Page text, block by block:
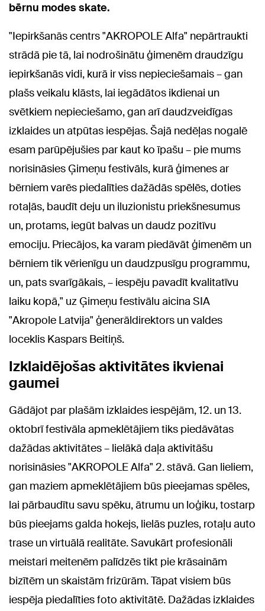
bērnu modes skate.
"Iepirkšanās centrs "AKROPOLE Alfa" nepārtraukti
strādā pie tā, lai nodrošinātu ģimenēm draudzīgu
iepirkšanās vidi, kurā ir viss nepieciešamais – gan
plašs veikalu klāsts, lai iegādātos ikdienai un
svētkiem nepieciešamo, gan arī daudzveidīgas
izklaides un atpūtas iespējas. Šajā nedēļas nogalē
esam parūpējušies par kaut ko īpašu – pie mums
norisināsies Ģimeņu festivāls, kurā ģimenes ar
bērniem varēs piedalīties dažādās spēlēs, doties
rotaļās, baudīt deju un iluzionistu priekšnesumus
un, protams, iegūt balvas un daudz pozitīvu
emociju. Priecājos, ka varam piedāvāt ģimenēm un
bērniem tik vērienīgu un daudzpusīgu programmu,
un, pats svarīgākais, – iespēju pavadīt kvalitatīvu
laiku kopā," uz Ģimeņu festivālu aicina SIA
"Akropole Latvija" ģenerāldirektors un valdes
loceklis Kaspars Beitiņš.
Izklaidējošas aktivitātes ikvienai
gaumei
Gādājot par plašām izklaides iespējām, 12. un 13.
oktobrī festivāla apmeklētājiem tiks piedāvātas
dažādas aktivitātes – lielākā daļa aktivitāšu
norisināsies "AKROPOLE Alfa" 2. stāvā. Gan lieliem,
gan maziem apmeklētājiem būs pieejamas spēles,
lai pārbaudītu savu spēku, ātrumu un loģiku, tostarp
būs pieejams galda hokejs, lielās puzles, rotaļu auto
trase un virtuālā realitāte. Savukārt profesionāli
meistari meitenēm palīdzēs tikt pie krāsainām
bizītēm un skaistām frizūrām. Tāpat visiem būs
iespēja piedalīties foto aktivitātē. Dažādas izklaides